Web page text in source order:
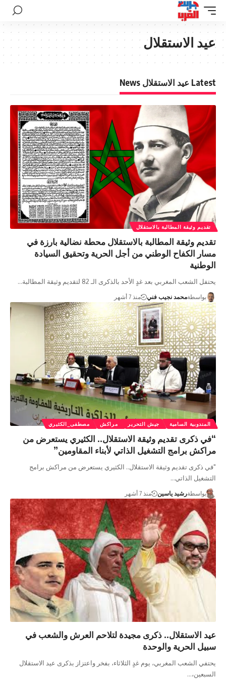
عيد الاستقلال
Latest عيد الاستقلال News
تقديم وثيقة المطالبة بالاستقلال
تقديم وثيقة المطالبة بالاستقلال محطة نضالية بارزة في
مسار الكفاح الوطني من أجل الحرية وتحقيق السيادة
الوطنية
يحتفل الشعب المغربي بعد غدٍ الأحد بالذكرى الـ 82 لتقديم وثيقة المطالبة…
بواسطةمحمد نجيب فني منذ 7 أشهر
المندوبية السامية جيش التحرير مراكش مصطفى_الكثيري
“في ذكرى تقديم وثيقة الاستقلال.. الكثيري يستعرض من
مراكش برامج التشغيل الذاتي لأبناء المقاومين”
"في ذكرى تقديم وثيقة الاستقلال.. الكثيري يستعرض من مراكش برامج
التشغيل الذاتي…
بواسطةرشيد ياسين منذ 7 أشهر
عيد الاستقلال.. ذكرى مجيدة لتلاحم العرش والشعب في
سبيل الحرية والوحدة
يحتفي الشعب المغربي، يوم غدٍ الثلاثاء، بفخر واعتزاز بذكرى عيد الاستقلال
السبعين،…